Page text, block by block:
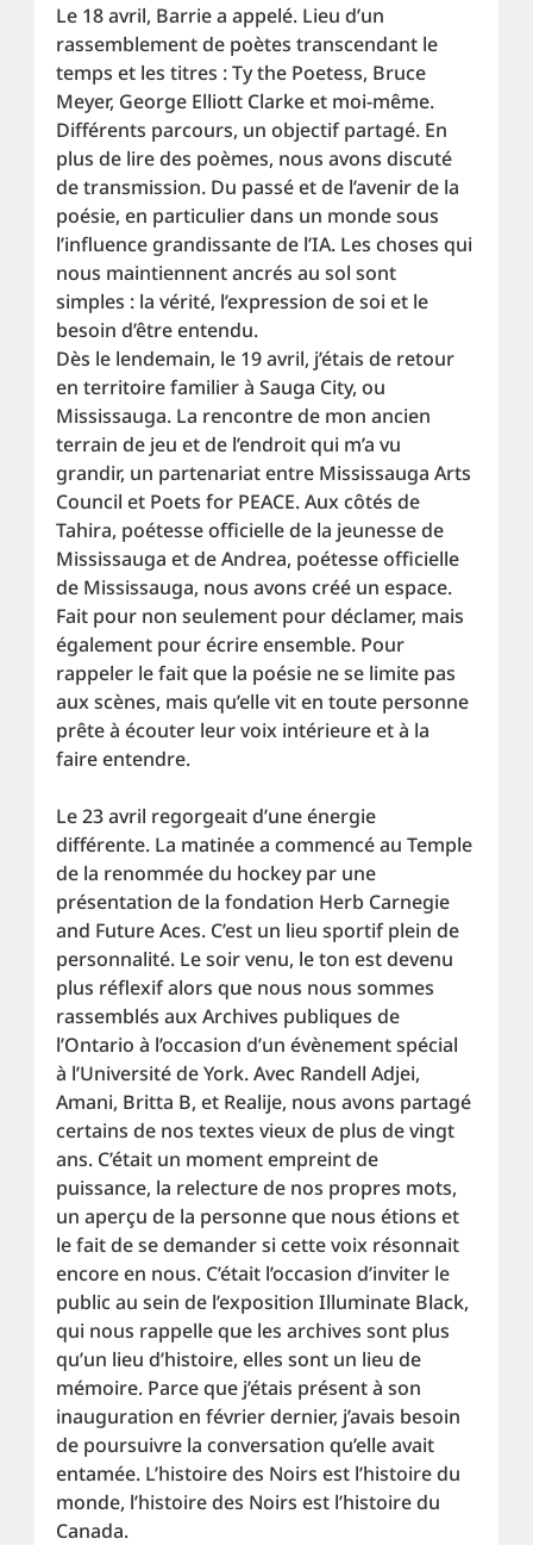
Le 18 avril, Barrie a appelé. Lieu d’un
rassemblement de poètes transcendant le
temps et les titres : Ty the Poetess, Bruce
Meyer, George Elliott Clarke et moi-même.
Différents parcours, un objectif partagé. En
plus de lire des poèmes, nous avons discuté
de transmission. Du passé et de l’avenir de la
poésie, en particulier dans un monde sous
l’influence grandissante de l’IA. Les choses qui
nous maintiennent ancrés au sol sont
simples : la vérité, l’expression de soi et le
besoin d’être entendu.
Dès le lendemain, le 19 avril, j’étais de retour
en territoire familier à Sauga City, ou
Mississauga. La rencontre de mon ancien
terrain de jeu et de l’endroit qui m’a vu
grandir, un partenariat entre Mississauga Arts
Council et Poets for PEACE. Aux côtés de
Tahira, poétesse officielle de la jeunesse de
Mississauga et de Andrea, poétesse officielle
de Mississauga, nous avons créé un espace.
Fait pour non seulement pour déclamer, mais
également pour écrire ensemble. Pour
rappeler le fait que la poésie ne se limite pas
aux scènes, mais qu’elle vit en toute personne
prête à écouter leur voix intérieure et à la
faire entendre.
Le 23 avril regorgeait d’une énergie
différente. La matinée a commencé au Temple
de la renommée du hockey par une
présentation de la fondation Herb Carnegie
and Future Aces. C’est un lieu sportif plein de
personnalité. Le soir venu, le ton est devenu
plus réflexif alors que nous nous sommes
rassemblés aux Archives publiques de
l’Ontario à l’occasion d’un évènement spécial
à l’Université de York. Avec Randell Adjei,
Amani, Britta B, et Realije, nous avons partagé
certains de nos textes vieux de plus de vingt
ans. C’était un moment empreint de
puissance, la relecture de nos propres mots,
un aperçu de la personne que nous étions et
le fait de se demander si cette voix résonnait
encore en nous. C’était l’occasion d’inviter le
public au sein de l’exposition Illuminate Black,
qui nous rappelle que les archives sont plus
qu’un lieu d’histoire, elles sont un lieu de
mémoire. Parce que j’étais présent à son
inauguration en février dernier, j’avais besoin
de poursuivre la conversation qu’elle avait
entamée. L’histoire des Noirs est l’histoire du
monde, l’histoire des Noirs est l’histoire du
Canada.